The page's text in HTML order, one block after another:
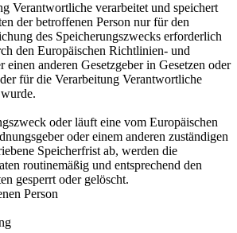
Verantwortliche verarbeitet und speichert
der betroffenen Person nur für den
des Speicherungszwecks erforderlich
den Europäischen Richtlinien- und
einen anderen Gesetzgeber in Gesetzen oder
für die Verarbeitung Verantwortliche
oder läuft eine vom Europäischen
oder einem anderen zuständigen
Speicherfrist ab, werden die
routinemäßig und entsprechend den
gesperrt oder gelöscht.
Person